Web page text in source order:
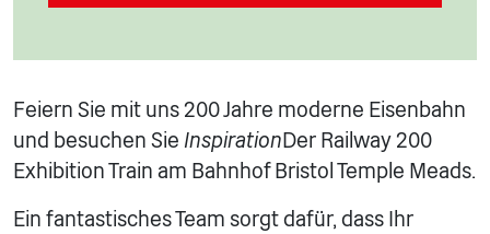
Feiern Sie mit uns 200 Jahre moderne Eisenbahn
und besuchen Sie InspirationDer Railway 200
Exhibition Train am Bahnhof Bristol Temple Meads.
Ein fantastisches Team sorgt dafür, dass Ihr